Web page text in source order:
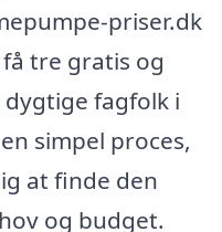
priser.dk
tre gratis og
fagfolk i
simpel proces,
at finde den
og budget.